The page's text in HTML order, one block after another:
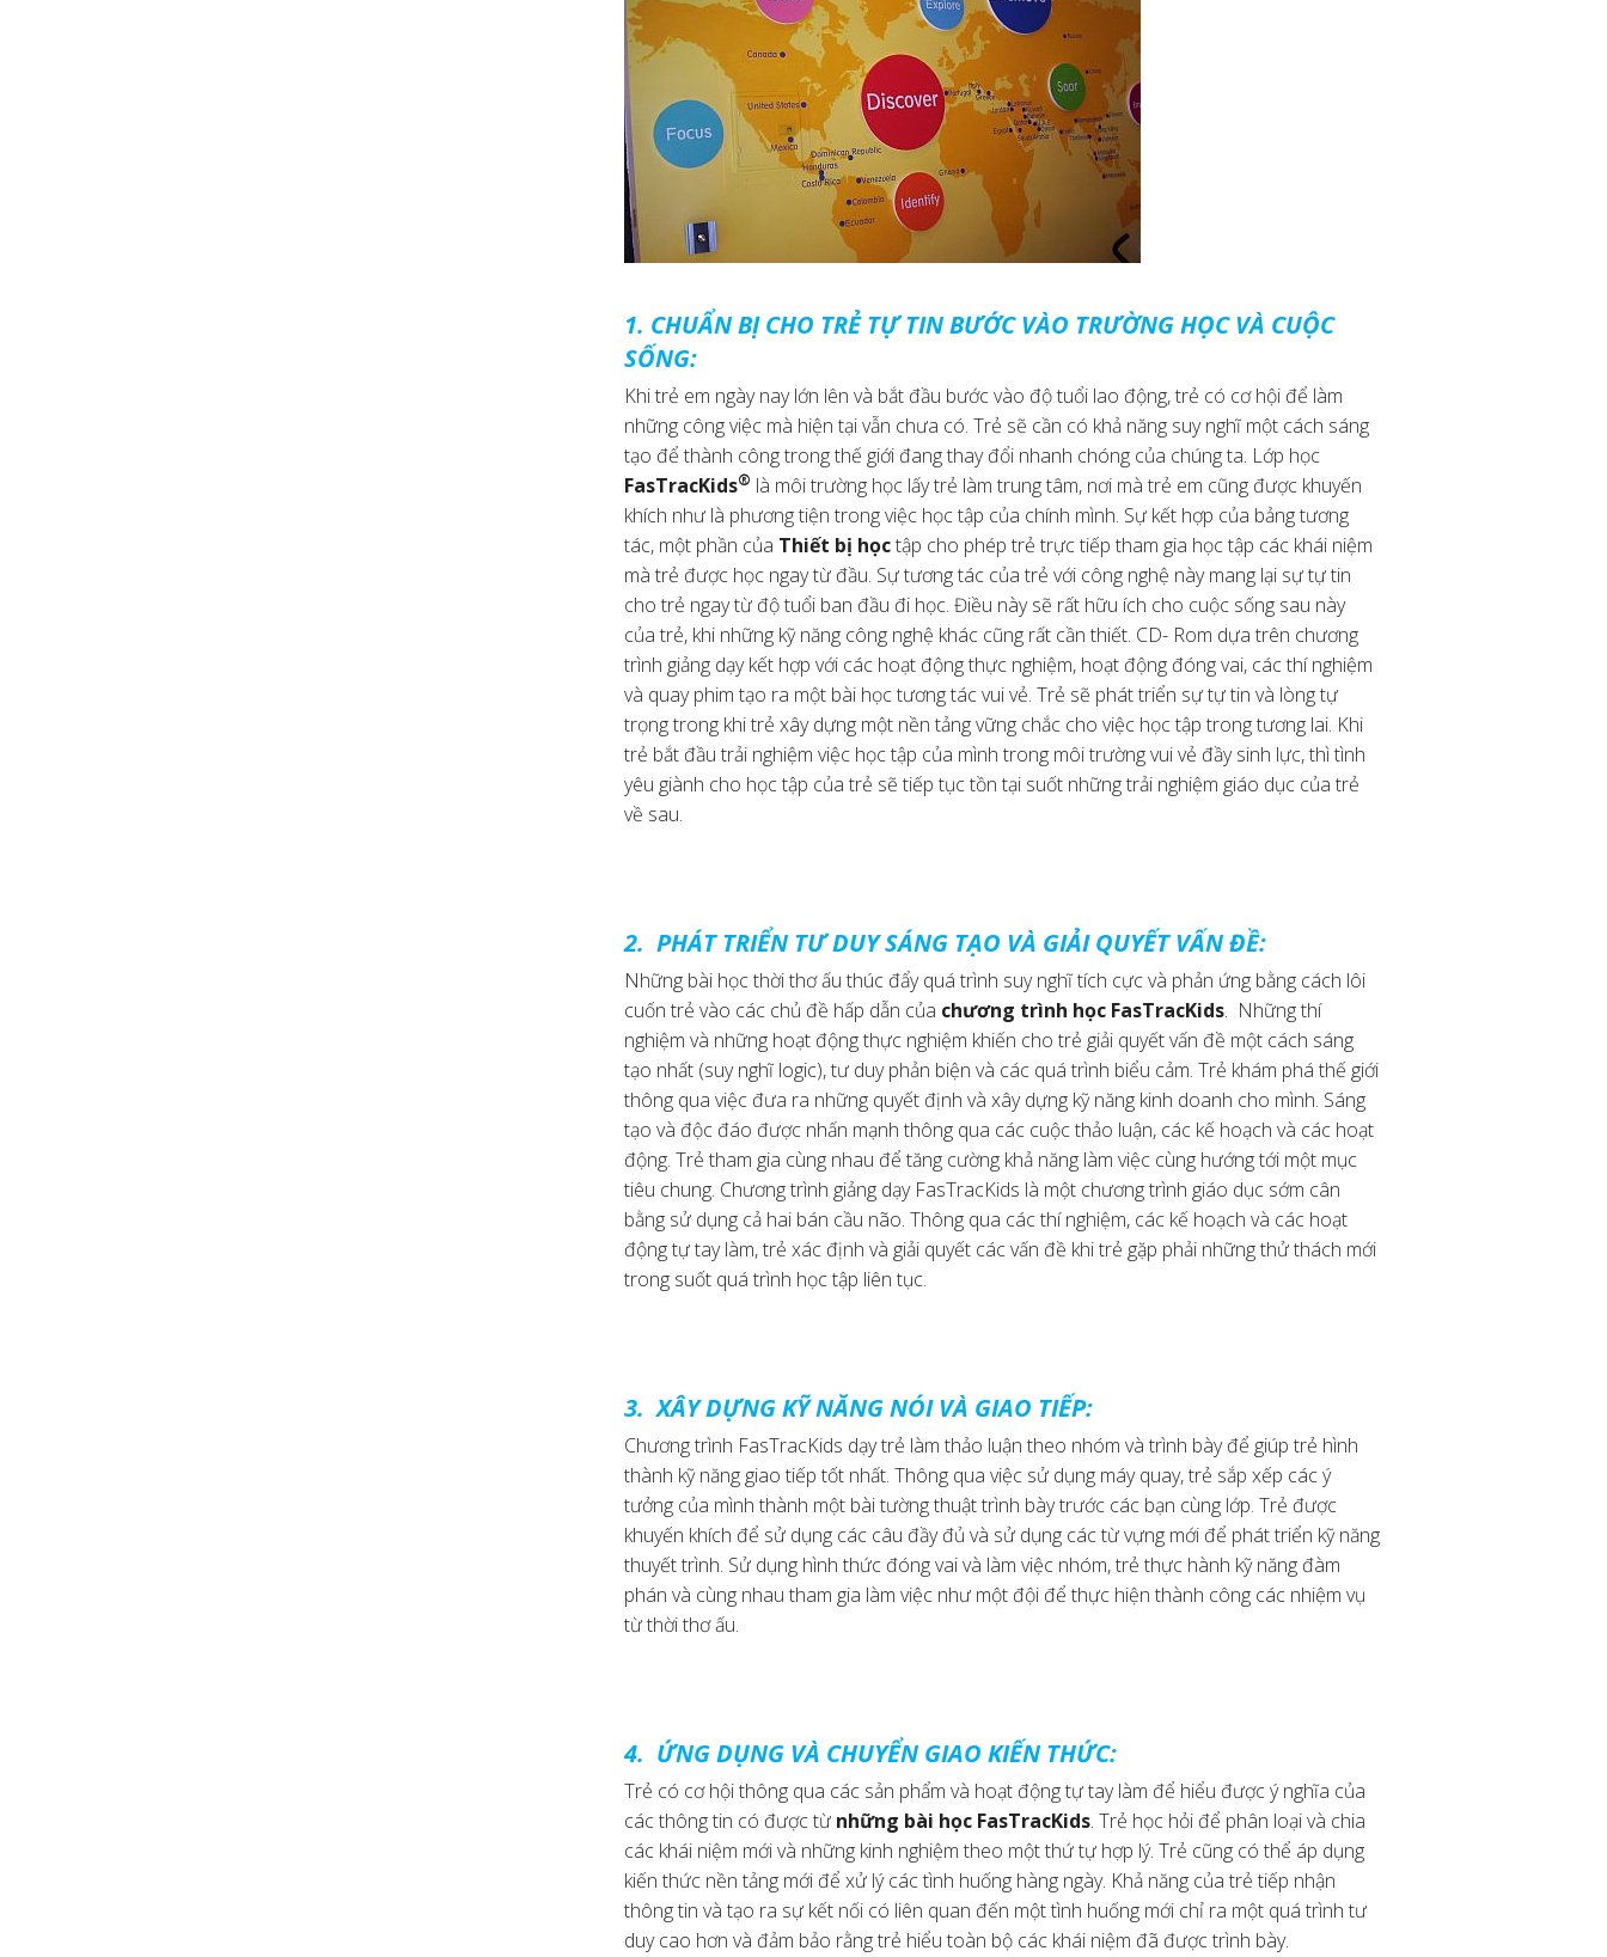
1. CHUẨN BỊ CHO TRẺ TỰ TIN BƯỚC VÀO TRƯỜNG HỌC VÀ CUỘC
SỐNG:
Khi trẻ em ngày nay lớn lên và bắt đầu bước vào độ tuổi lao động, trẻ có cơ hội để làm
những công việc mà hiện tại vẫn chưa có. Trẻ sẽ cần có khả năng suy nghĩ một cách sáng
tạo để thành công trong thế giới đang thay đổi nhanh chóng của chúng ta. Lớp học
FasTracKids® là môi trường học lấy trẻ làm trung tâm, nơi mà trẻ em cũng được khuyến
khích như là phương tiện trong việc học tập của chính mình. Sự kết hợp của bảng tương
tác, một phần của Thiết bị họctập cho phép trẻ trực tiếp tham gia học tập các khái niệm
mà trẻ được học ngay từ đầu. Sự tương tác của trẻ với công nghệ này mang lại sự tự tin
cho trẻ ngay từ độ tuổi ban đầu đi học. Điều này sẽ rất hữu ích cho cuộc sống sau này
của trẻ, khi những kỹ năng công nghệ khác cũng rất cần thiết. CD- Rom dựa trên chương
trình giảng dạy kết hợp với các hoạt động thực nghiệm, hoạt động đóng vai, các thí nghiệm
và quay phim tạo ra một bài học tương tác vui vẻ. Trẻ sẽ phát triển sự tự tin và lòng tự
trọng trong khi trẻ xây dựng một nền tảng vững chắc cho việc học tập trong tương lai. Khi
trẻ bắt đầu trải nghiệm việc học tập của mình trong môi trường vui vẻ đầy sinh lực, thì tình
yêu giành cho học tập của trẻ sẽ tiếp tục tồn tại suốt những trải nghiệm giáo dục của trẻ
về sau.
2. PHÁT TRIỂN TƯ DUY SÁNG TẠO VÀ GIẢI QUYẾT VẤN ĐỀ:
Những bài học thời thơ ấu thúc đẩy quá trình suy nghĩ tích cực và phản ứng bằng cách lôi
cuốn trẻ vào các chủ đề hấp dẫn của chương trình học FasTracKids. Những thí
nghiệm và những hoạt động thực nghiệm khiến cho trẻ giải quyết vấn đề một cách sáng
tạo nhất (suy nghĩ logic), tư duy phản biện và các quá trình biểu cảm. Trẻ khám phá thế giới
thông qua việc đưa ra những quyết định và xây dựng kỹ năng kinh doanh cho mình. Sáng
tạo và độc đáo được nhấn mạnh thông qua các cuộc thảo luận, các kế hoạch và các hoạt
động. Trẻ tham gia cùng nhau để tăng cường khả năng làm việc cùng hướng tới một mục
tiêu chung. Chương trình giảng dạy FasTracKids là một chương trình giáo dục sớm cân
bằng sử dụng cả hai bán cầu não. Thông qua các thí nghiệm, các kế hoạch và các hoạt
động tự tay làm, trẻ xác định và giải quyết các vấn đề khi trẻ gặp phải những thử thách mới
trong suốt quá trình học tập liên tục.
3. XÂY DỰNG KỸ NĂNG NÓI VÀ GIAO TIẾP:
Chương trình FasTracKids dạy trẻ làm thảo luận theo nhóm và trình bày để giúp trẻ hình
thành kỹ năng giao tiếp tốt nhất. Thông qua việc sử dụng máy quay, trẻ sắp xếp các ý
tưởng của mình thành một bài tường thuật trình bày trước các bạn cùng lớp. Trẻ được
khuyến khích để sử dụng các câu đầy đủ và sử dụng các từ vựng mới để phát triển kỹ năng
thuyết trình. Sử dụng hình thức đóng vai và làm việc nhóm, trẻ thực hành kỹ năng đàm
phán và cùng nhau tham gia làm việc như một đội để thực hiện thành công các nhiệm vụ
từ thời thơ ấu.
4. ỨNG DỤNG VÀ CHUYỂN GIAO KIẾN THỨC:
Trẻ có cơ hội thông qua các sản phẩm và hoạt động tự tay làm để hiểu được ý nghĩa của
các thông tin có được từ những bài học FasTracKids. Trẻ học hỏi để phân loại và chia
các khái niệm mới và những kinh nghiệm theo một thứ tự hợp lý. Trẻ cũng có thể áp dụng
kiến thức nền tảng mới để xử lý các tình huống hàng ngày. Khả năng của trẻ tiếp nhận
thông tin và tạo ra sự kết nối có liên quan đến một tình huống mới chỉ ra một quá trình tư
duy cao hơn và đảm bảo rằng trẻ hiểu toàn bộ các khái niệm đã được trình bày.